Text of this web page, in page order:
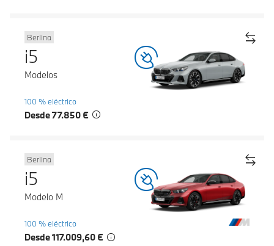
Berlina
i5
Modelos
100 % eléctrico
Desde 77.850 €
Berlina
i5
Modelo M
100 % eléctrico
Desde 117.009,60 €